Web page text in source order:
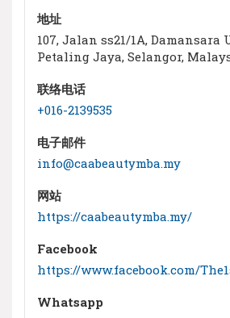
地址
107, Jalan ss21/1A, Damansara
Petaling Jaya, Selangor,
联络电话
+016-2139535
电子邮件
info@caabeautymba.my
网站
https://caabeautymba.my/
Facebook
https://www.facebook.com/
Whatsapp